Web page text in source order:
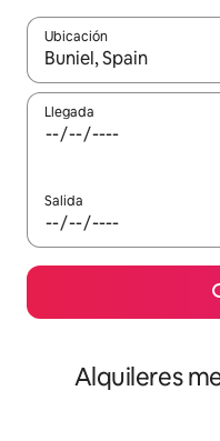
Ubicación
Cuando los resultados
Llegada
Salida
Alquileres